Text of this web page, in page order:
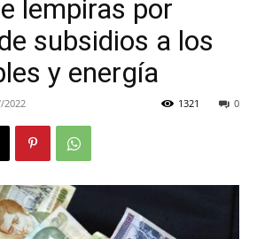
lempiras por
subsidios a los
y energía
2022 0
1321